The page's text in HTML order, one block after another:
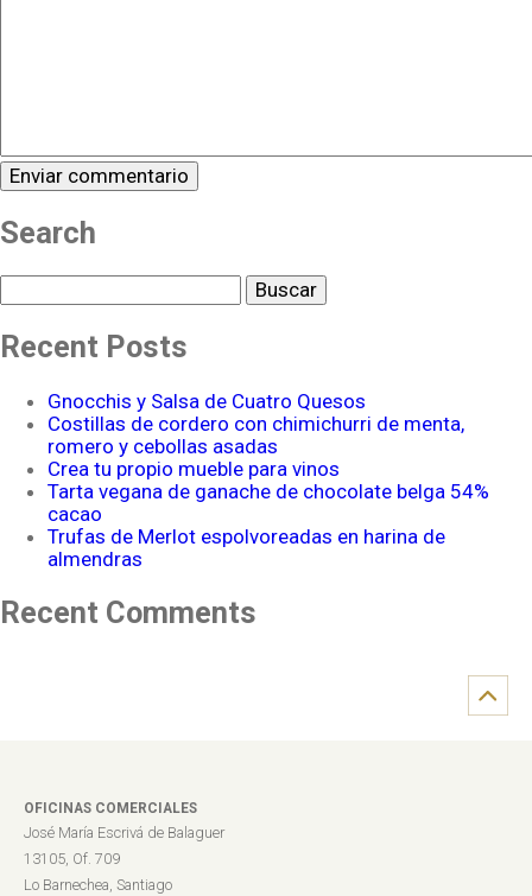
Search
Recent Posts
Gnocchis y Salsa de Cuatro Quesos
Costillas de cordero con chimichurri de menta,
romero y cebollas asadas
Crea tu propio mueble para vinos
Tarta vegana de ganache de chocolate belga 54%
cacao
Trufas de Merlot espolvoreadas en harina de
almendras
Recent Comments
OFICINAS COMERCIALES
José María Escrivá de Balaguer
13105, Of. 709
Lo Barnechea, Santiago